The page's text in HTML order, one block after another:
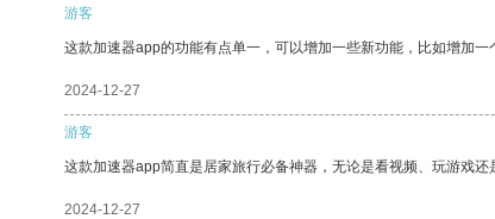
游客
这款加速器app的功能有点单一，可以增加一些新功能，比如增加一
2024-12-27
游客
这款加速器app简直是居家旅行必备神器，无论是看视频、玩游戏
2024-12-27